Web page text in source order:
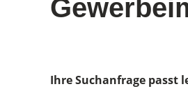
Ihre Suchanfrage passt